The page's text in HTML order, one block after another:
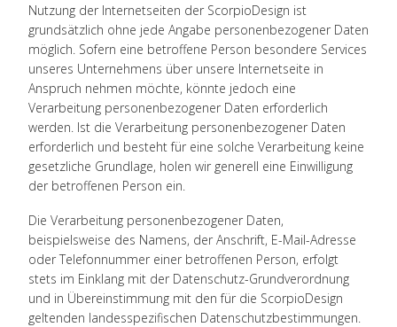
Nutzung der Internetseiten der ScorpioDesign ist
grundsätzlich ohne jede Angabe personenbezogener Daten
möglich. Sofern eine betroffene Person besondere Services
unseres Unternehmens über unsere Internetseite in
Anspruch nehmen möchte, könnte jedoch eine
Verarbeitung personenbezogener Daten erforderlich
werden. Ist die Verarbeitung personenbezogener Daten
erforderlich und besteht für eine solche Verarbeitung keine
gesetzliche Grundlage, holen wir generell eine Einwilligung
der betroffenen Person ein.
Die Verarbeitung personenbezogener Daten,
beispielsweise des Namens, der Anschrift, E-Mail-Adresse
oder Telefonnummer einer betroffenen Person, erfolgt
stets im Einklang mit der Datenschutz-Grundverordnung
und in Übereinstimmung mit den für die ScorpioDesign
geltenden landesspezifischen Datenschutzbestimmungen.